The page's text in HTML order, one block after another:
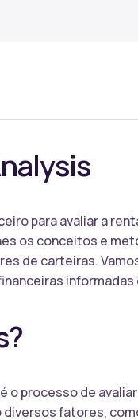
para avaliar a
os conceitos e
de carteiras.
o processo de
fatores,